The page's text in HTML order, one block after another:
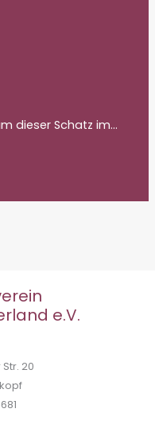
dieser Schatz im…
e.V.
20